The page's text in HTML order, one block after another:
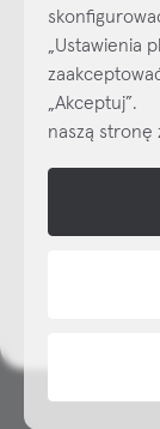
Najlepsze
dzisiaj do
NAP
„Ustawienia
naszą stronę